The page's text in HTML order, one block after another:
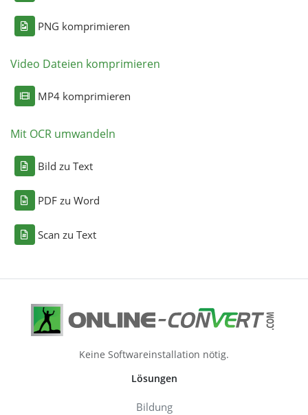
PNG komprimieren
Video Dateien komprimieren
MP4 komprimieren
Mit OCR umwandeln
Bild zu Text
PDF zu Word
Scan zu Text
Keine Softwareinstallation nötig.
Lösungen
Bildung